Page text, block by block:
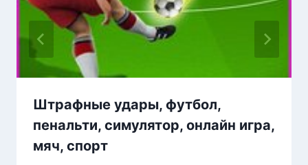
Штрафные удары, футбол,
пенальти, симулятор, онлайн игра,
мяч, спорт